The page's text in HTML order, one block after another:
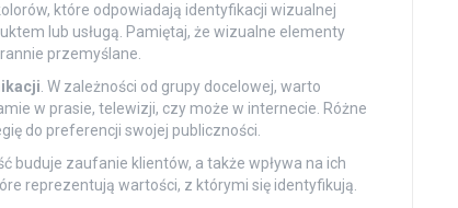
które odpowiadają identyfikacji wizualnej
lub usługą. Pamiętaj, że wizualne elementy
przemyślane.
. W zależności od grupy docelowej, warto
w prasie, telewizji, czy może w internecie. Różne
do preferencji swojej publiczności.
buduje zaufanie klientów, a także wpływa na ich
reprezentują wartości, z którymi się identyfikują.